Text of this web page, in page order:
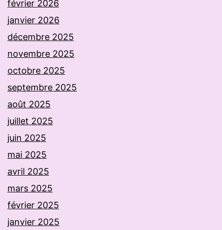
février 2026
janvier 2026
décembre 2025
novembre 2025
octobre 2025
septembre 2025
août 2025
juillet 2025
juin 2025
mai 2025
avril 2025
mars 2025
février 2025
janvier 2025